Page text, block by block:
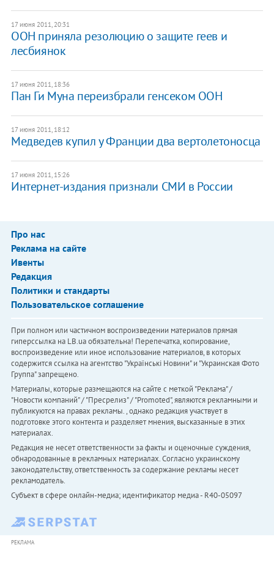
17 июня 2011, 20:31
ООН приняла резолюцию о защите геев и
лесбиянок
17 июня 2011, 18:36
Пан Ги Муна переизбрали генсеком ООН
17 июня 2011, 18:12
Медведев купил у Франции два вертолетоносца
17 июня 2011, 15:26
Интернет-издания признали СМИ в России
Про нас
Реклама на сайте
Ивенты
Редакция
Политики и стандарты
Пользовательское соглашение
При полном или частичном воспроизведении материалов прямая
гиперссылка на LB.ua обязательна! Перепечатка, копирование,
воспроизведение или иное использование материалов, в которых
содержится ссылка на агентство "Українськi Новини" и "Украинская Фото
Группа" запрещено.
Материалы, которые размещаются на сайте с меткой "Реклама" /
"Новости компаний" / "Пресрелиз" / "Promoted", являются рекламными и
публикуются на правах рекламы. , однако редакция участвует в
подготовке этого контента и разделяет мнения, высказанные в этих
материалах.
Редакция не несет ответственности за факты и оценочные суждения,
обнародованные в рекламных материалах. Согласно украинскому
законодательству, ответственность за содержание рекламы несет
рекламодатель.
Субъект в сфере онлайн-медиа; идентификатор медиа - R40-05097
РЕКЛАМА